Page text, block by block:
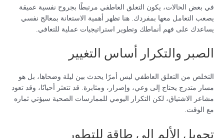
في بعض الحالات، يكون التعلق العاطفي مرتبطًا بجروح نفسية عميقة
يصعب التعامل معها بمفردك. هنا تظهر أهمية الاستعانة بمعالج نفسي
يساعدك على فهم أنماطك وتطوير استراتيجيات عملية للتعافي.
الصبر والتكرار أساس التغيير
التخلص من التعلق العاطفي ليس أمرًا يحدث بين ليلة وضحاها، بل هو
مسار متدرج يحتاج إلى وعي، وإصرار، ومثابرة. قد تتعثر أحيانًا، وقد تعود
مشاعر الاشتياق، لكن التكرار اليومي للممارسات الصحية سيؤتي ثماره
مع الوقت.
تحويل الألم إلى طاقة للتطور